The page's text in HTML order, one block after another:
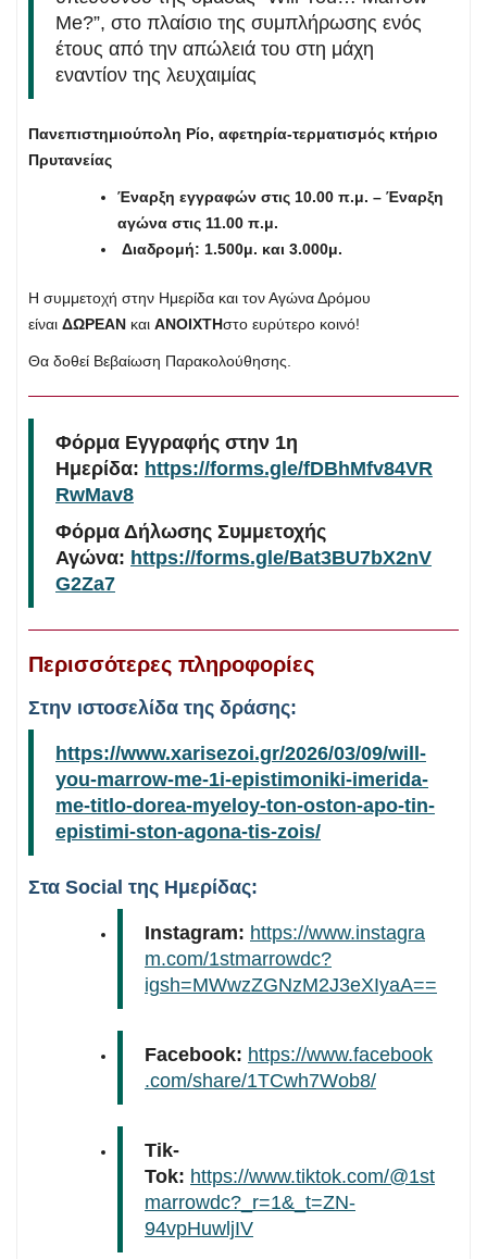
Me?”, στο πλαίσιο της συμπλήρωσης ενός
έτους από την απώλειά του στη μάχη
εναντίον της λευχαιμίας
Πανεπιστημιούπολη Ρίο, αφετηρία-τερματισμός κτήριο
Πρυτανείας
Έναρξη εγγραφών στις 10.00 π.μ. – Έναρξη
αγώνα στις 11.00 π.μ.
Διαδρομή: 1.500μ. και 3.000μ.
Η συμμετοχή στην Ημερίδα και τον Αγώνα Δρόμου
είναι ΔΩΡΕΑΝ και ΑΝΟΙΧΤΗστο ευρύτερο κοινό!
Θα δοθεί Βεβαίωση Παρακολούθησης.
Φόρμα Εγγραφής στην 1η
Ημερίδα: https://forms.gle/fDBhMfv84VR
RwMav8
Φόρμα Δήλωσης Συμμετοχής
Αγώνα: https://forms.gle/Bat3BU7bX2nV
G2Za7
Περισσότερες πληροφορίες
Στην ιστοσελίδα της δράσης:
https://www.xarisezoi.gr/2026/03/09/will-
you-marrow-me-1i-epistimoniki-imerida-
me-titlo-dorea-myeloy-ton-oston-apo-tin-
epistimi-ston-agona-tis-zois/
Στα Social της Ημερίδας:
Instagram: https://www.instagra
m.com/1stmarrowdc?
igsh=MWwzZGNzM2J3eXIyaA==
Facebook: https://www.facebook
.com/share/1TCwh7Wob8/
Tik-
Tok: https://www.tiktok.com/@1st
marrowdc?_r=1&_t=ZN-
94vpHuwljIV